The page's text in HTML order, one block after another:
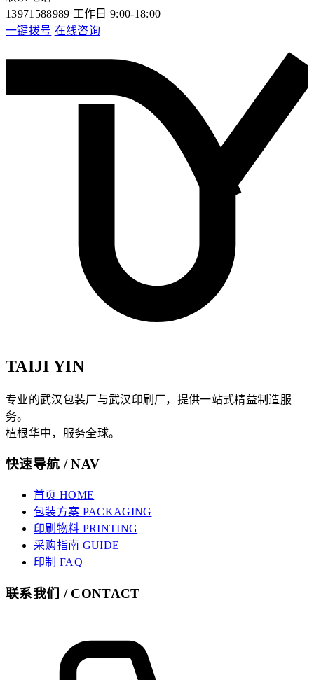
13971588989 工作日 9:00-18:00
一键拨号 在线咨询
TAIJI YIN
专业的武汉包装厂与武汉印刷厂，提供一站式精益制造服
务。
植根华中，服务全球。
快速导航 / NAV
首页 HOME
包装方案 PACKAGING
印刷物料 PRINTING
采购指南 GUIDE
印制 FAQ
联系我们 / CONTACT